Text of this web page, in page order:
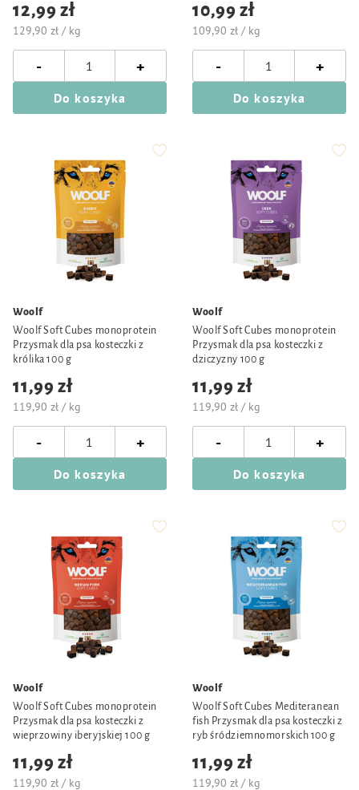
12,99 zł
129,90 zł / kg
- +
Do koszyka
10,99 zł
109,90 zł / kg
- +
Do koszyka
Woolf
Woolf Soft Cubes monoprotein
Przysmak dla psa kosteczki z
królika 100 g
11,99 zł
119,90 zł / kg
- +
Do koszyka
Woolf
Woolf Soft Cubes monoprotein
Przysmak dla psa kosteczki z
dziczyzny 100 g
11,99 zł
119,90 zł / kg
- +
Do koszyka
Woolf
Woolf Soft Cubes monoprotein
Przysmak dla psa kosteczki z
wieprzowiny iberyjskiej 100 g
11,99 zł
119,90 zł / kg
Woolf
Woolf Soft Cubes Mediteranean
fish Przysmak dla psa kosteczki z
ryb śródziemnomorskich 100 g
11,99 zł
119,90 zł / kg